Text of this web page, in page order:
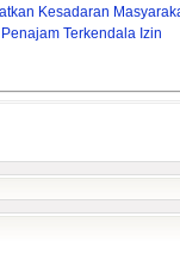
Kesadaran
Terkendala Izin